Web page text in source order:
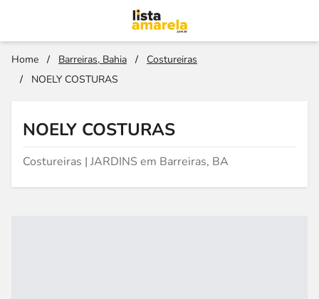
Home / Barreiras, Bahia /
Costureiras
/
NOELY COSTURAS
NOELY COSTURAS
Costureiras | JARDINS em Barreiras, BA